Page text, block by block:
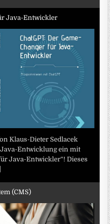
Java-Entwickler
Klaus-Dieter Sedlacek
Entwicklung ein mit
Java-Entwickler“! Dieses
(CMS)